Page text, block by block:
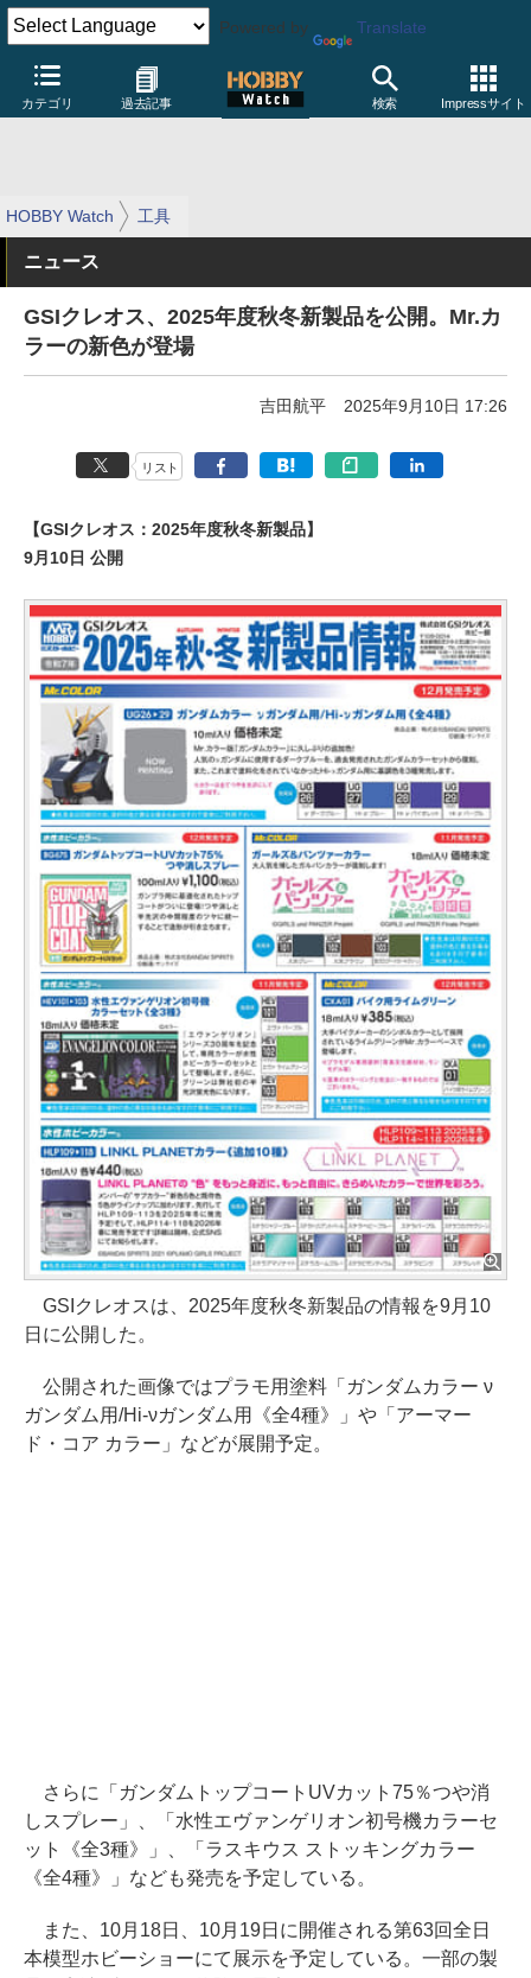
Powered by Translate
カテゴリ 過去記事 検索 Impressサイト
HOBBY Watch 工具
ニュース
GSIクレオス、2025年度秋冬新製品を公開。Mr.カ
ラーの新色が登場
吉田航平 2025年9月10日 17:26
リスト
【GSIクレオス：2025年度秋冬新製品】
9月10日 公開
GSIクレオスは、2025年度秋冬新製品の情報を9月10
日に公開した。
公開された画像ではプラモ用塗料「ガンダムカラー ν
ガンダム用/Hi-νガンダム用《全4種》」や「アーマー
ド・コア カラー」などが展開予定。
さらに「ガンダムトップコートUVカット75％つや消
しスプレー」、「水性エヴァンゲリオン初号機カラーセ
ット《全3種》」、「ラスキウス ストッキングカラー
《全4種》」なども発売を予定している。
また、10月18日、10月19日に開催される第63回全日
本模型ホビーショーにて展示を予定している。一部の製